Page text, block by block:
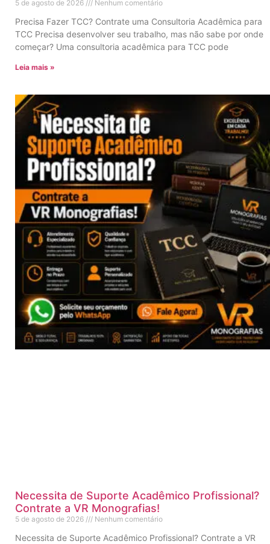
5 de agosto de 2026 Nenhum comentário
Precisa Fazer TCC? Contrate uma Consultoria Acadêmica para
TCC Precisa desenvolver seu trabalho, mas não sabe por onde
começar? Uma consultoria acadêmica para TCC pode
Leia mais »
Necessita de Suporte Acadêmico Profissional?
Contrate a VR Monografias!
5 de agosto de 2026 Nenhum comentário
Necessita de Suporte Acadêmico Profissional? Contrate a VR